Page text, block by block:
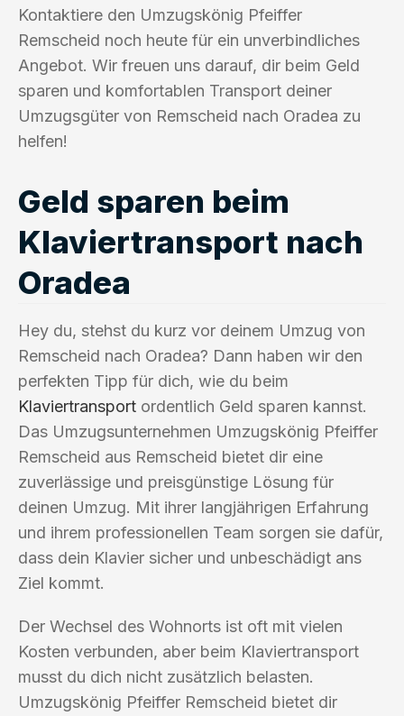
Kontaktiere den Umzugskönig Pfeiffer
Remscheid noch heute für ein unverbindliches
Angebot. Wir freuen uns darauf, dir beim Geld
sparen und komfortablen Transport deiner
Umzugsgüter von Remscheid nach Oradea zu
helfen!
Geld sparen beim
Klaviertransport nach
Oradea
Hey du, stehst du kurz vor deinem Umzug von
Remscheid nach Oradea? Dann haben wir den
perfekten Tipp für dich, wie du beim
Klaviertransport ordentlich Geld sparen kannst.
Das Umzugsunternehmen Umzugskönig Pfeiffer
Remscheid aus Remscheid bietet dir eine
zuverlässige und preisgünstige Lösung für
deinen Umzug. Mit ihrer langjährigen Erfahrung
und ihrem professionellen Team sorgen sie dafür,
dass dein Klavier sicher und unbeschädigt ans
Ziel kommt.
Der Wechsel des Wohnorts ist oft mit vielen
Kosten verbunden, aber beim Klaviertransport
musst du dich nicht zusätzlich belasten.
Umzugskönig Pfeiffer Remscheid bietet dir